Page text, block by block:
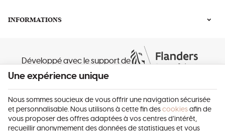
INFORMATIONS
Développé avec le support de
Une expérience unique
Nous sommes soucieux de vous offrir une navigation sécurisée
et personnalisable. Nous utilisons à cette fin des cookies afin de
vous proposer des offres adaptées à vos centres d’intérêt,
recueillir anonymement des données de statistiques et vous